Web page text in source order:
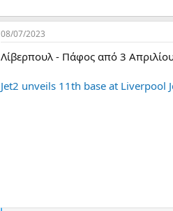
08/07/2023
Λίβερπουλ - Πάφος από 3
Jet2 unveils 11th base at